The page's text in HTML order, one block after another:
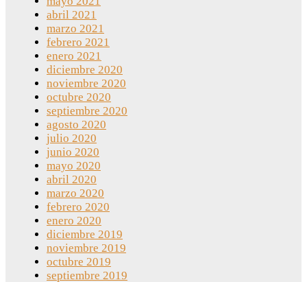
abril 2021
marzo 2021
febrero 2021
enero 2021
diciembre 2020
noviembre 2020
octubre 2020
septiembre 2020
agosto 2020
julio 2020
junio 2020
mayo 2020
abril 2020
marzo 2020
febrero 2020
enero 2020
diciembre 2019
noviembre 2019
octubre 2019
septiembre 2019